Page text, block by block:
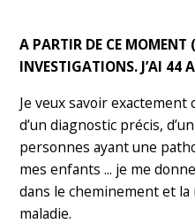
A PARTIR DE CE MOMENT
INVESTIGATIONS. J’AI 44
Je veux savoir exactement
d’un diagnostic précis,
personnes ayant une
mes enfants ... je me
dans le cheminement et la
maladie.